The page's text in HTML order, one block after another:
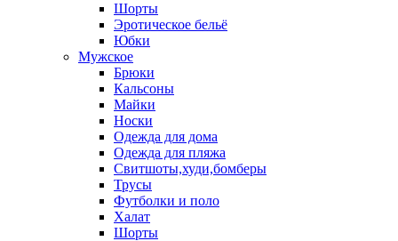
Шорты
Эротическое бельё
Юбки
Мужское
Брюки
Кальсоны
Майки
Носки
Одежда для дома
Одежда для пляжа
Свитшоты,худи,бомберы
Трусы
Футболки и поло
Халат
Шорты